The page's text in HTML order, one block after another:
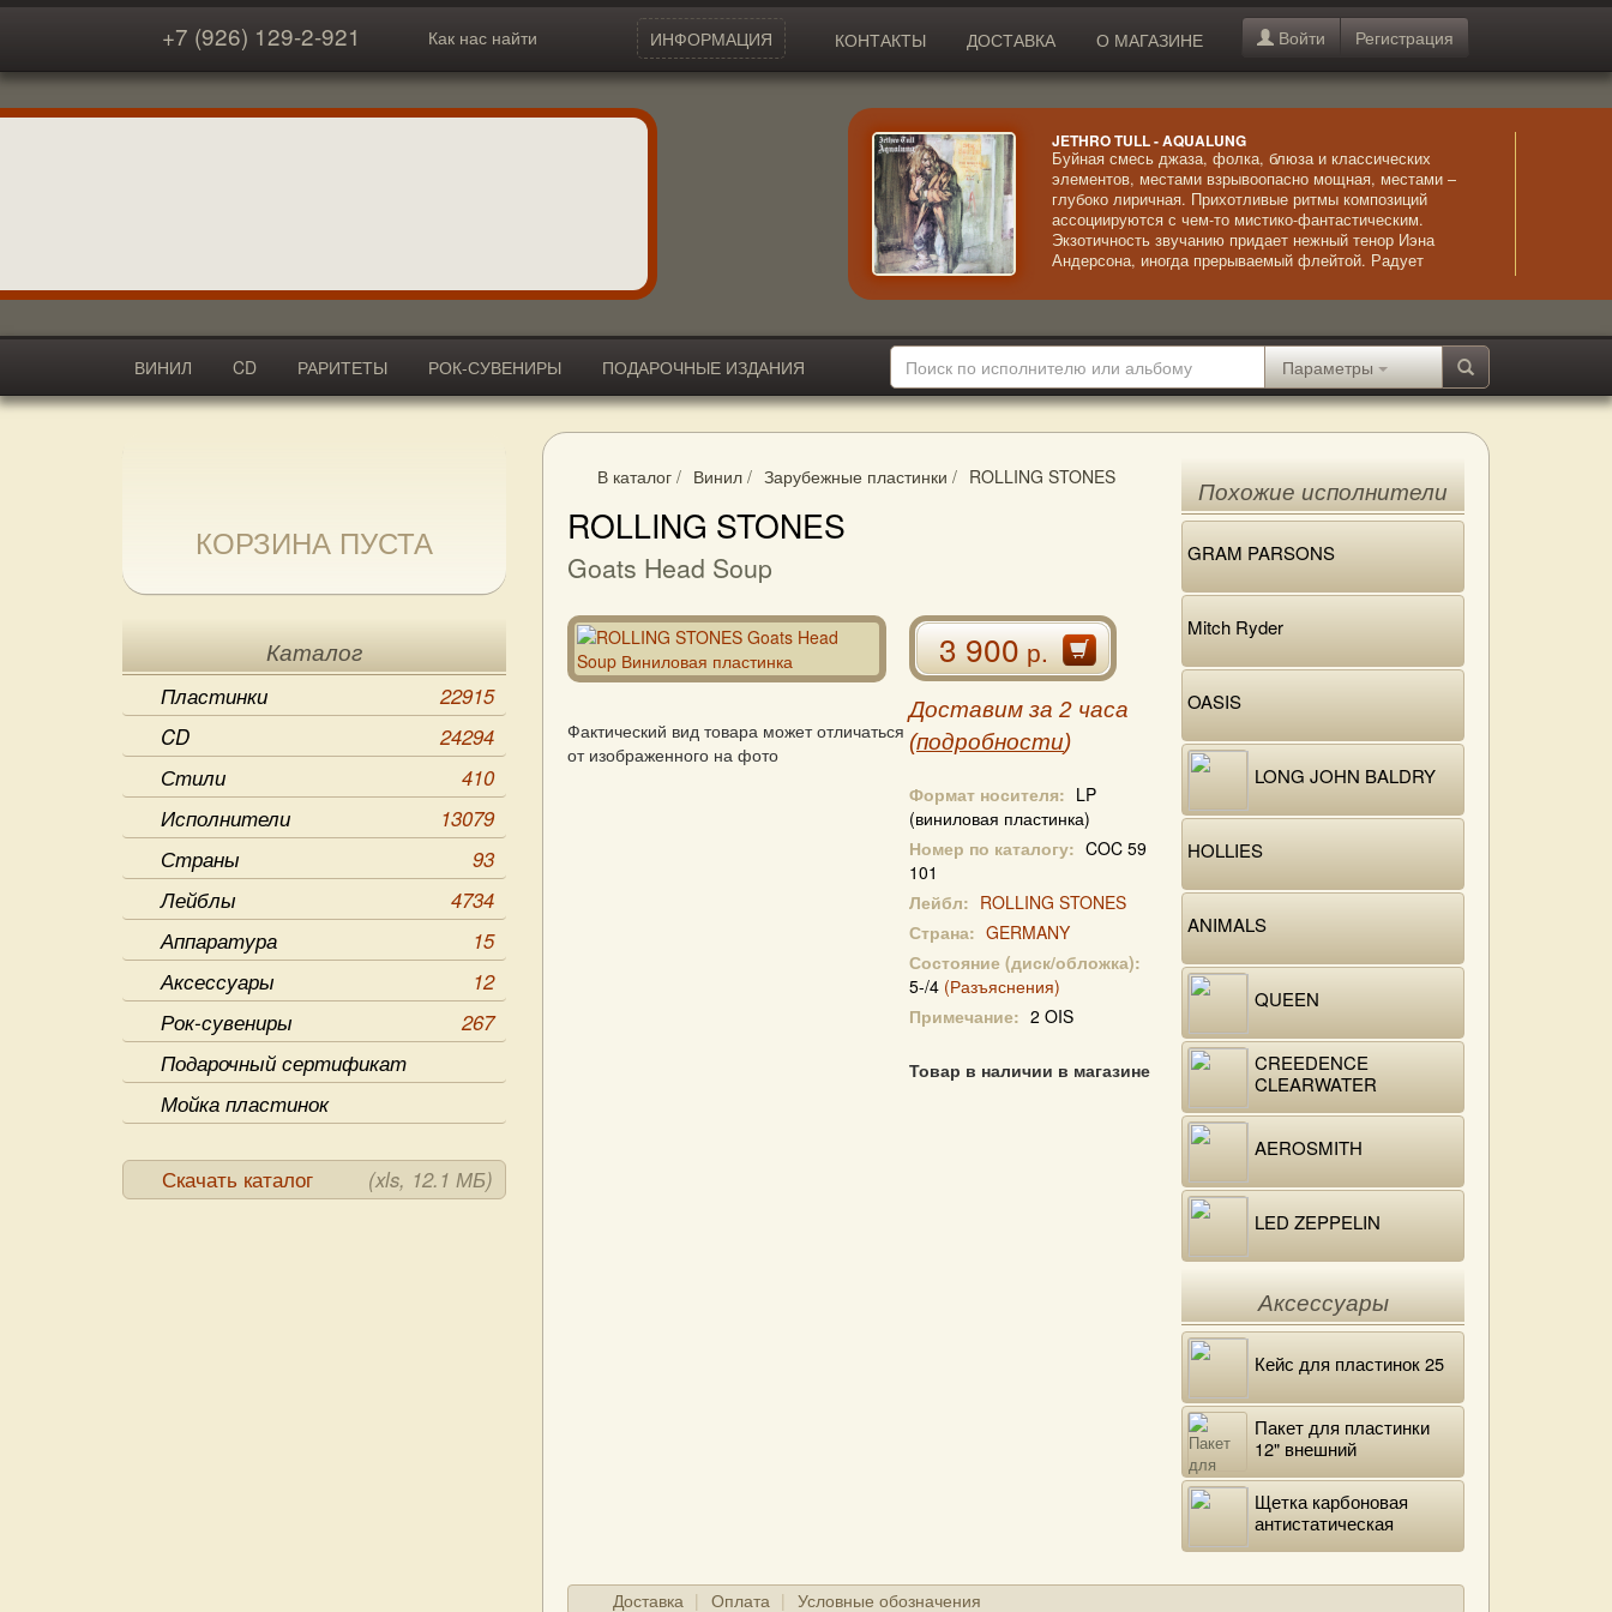
+7 (926) 129-2-921 Как нас найти ИНФОРМАЦИЯ КОНТАКТЫ ДОСТАВКА О МАГАЗИНЕ Войти Регистрация
JETHRO TULL - AQUALUNG
Буйная смесь джаза, фолка, блюза и классических
элементов, местами взрывоопасно мощная, местами –
глубоко лиричная. Прихотливые ритмы композиций
ассоциируются с чем-то мистико-фантастическим.
Экзотичность звучанию придает нежный тенор Иэна
Андерсона, иногда прерываемый флейтой. Радует
интонации, этот эффект усиливается благодаря перебору
волнующий, страстный и эмоциональный.
ВИНИЛ CD РАРИТЕТЫ РОК-СУВЕНИРЫ
ПОДАРОЧНЫЕ ИЗДАНИЯ
АКСЕССУАРЫ
Параметры
КОРЗИНА ПУСТА
Каталог
Пластинки
22915
CD
24294
Стили
410
Исполнители
13079
Страны
93
Лейблы
4734
Аппаратура
15
Аксессуары
12
Рок-сувениры
267
Подарочный сертификат
Мойка пластинок
Скачать каталог (xls, 12.1 МБ)
В каталог / Винил / Зарубежные пластинки / ROLLING STONES
ROLLING STONES
Goats Head Soup
Фактический вид товара может отличаться
от изображенного на фото
3 900р.
Доставим за 2 часа
(подробности)
Формат носителя: LP
(виниловая пластинка)
Номер по каталогу: COC 59
101
Лейбл: ROLLING STONES
Страна: GERMANY
Состояние (диск/обложка):
5-/4 (Разъяснения)
Примечание: 2 OIS
Товар в наличии в магазине
Похожие исполнители
GRAM PARSONS
Mitch Ryder
OASIS
LONG JOHN BALDRY
HOLLIES
ANIMALS
QUEEN
CREEDENCE
CLEARWATER
AEROSMITH
LED ZEPPELIN
Аксессуары
Кейс для пластинок 25
Пакет для пластинки
12" внешний
Щетка карбоновая
антистатическая
Доставка Оплата Условные обозначения